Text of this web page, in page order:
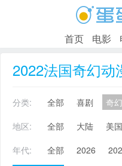
首页 电影
2022法国奇幻动
分类: 全部 喜剧 奇幻
地区:
全部 大陆 美国
年代:
全部 2026